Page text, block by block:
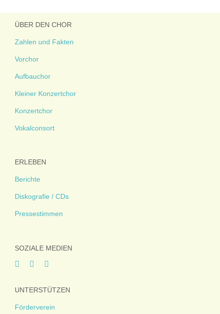
ÜBER DEN CHOR
Zahlen und Fakten
Vorchor
Aufbauchor
Kleiner Konzertchor
Konzertchor
Vokalconsort
ERLEBEN
Berichte
Diskografie / CDs
Pressestimmen
SOZIALE MEDIEN
UNTERSTÜTZEN
Förderverein